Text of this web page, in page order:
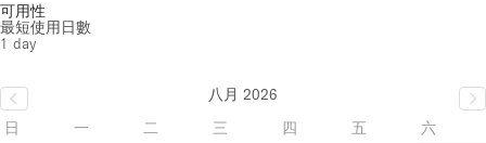
可用性
最短使用日數
1 day
八月 2026
日
一 二 三 四 五
六